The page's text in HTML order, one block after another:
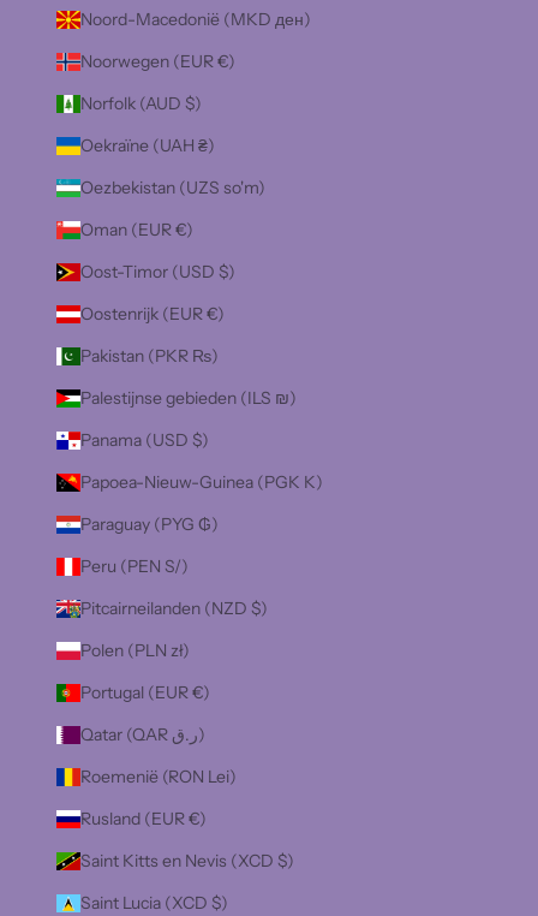
Noord-Macedonië (MKD ден)
Noorwegen (EUR €)
Norfolk (AUD $)
Oekraïne (UAH ₴)
Oezbekistan (UZS so'm)
Oman (EUR €)
Oost-Timor (USD $)
Oostenrijk (EUR €)
Pakistan (PKR ₨)
Palestijnse gebieden (ILS ₪)
Panama (USD $)
Papoea-Nieuw-Guinea (PGK K)
Paraguay (PYG ₲)
Peru (PEN S/)
Pitcairneilanden (NZD $)
Polen (PLN zł)
Portugal (EUR €)
Qatar (QAR ر.ق)
Roemenië (RON Lei)
Rusland (EUR €)
Saint Kitts en Nevis (XCD $)
Saint Lucia (XCD $)